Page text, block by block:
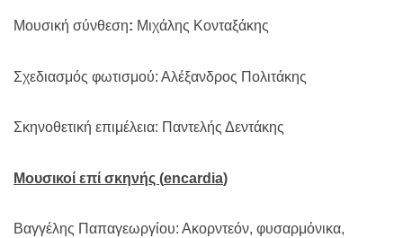
Μουσική σύνθεση: Μιχάλης Κονταξάκης
Σχεδιασμός φωτισμού: Αλέξανδρος Πολιτάκης
Σκηνοθετική επιμέλεια: Παντελής Δεντάκης
Μουσικοί επί σκηνής (encardia)
Βαγγέλης Παπαγεωργίου: Ακορντεόν, φυσαρμόνικα,